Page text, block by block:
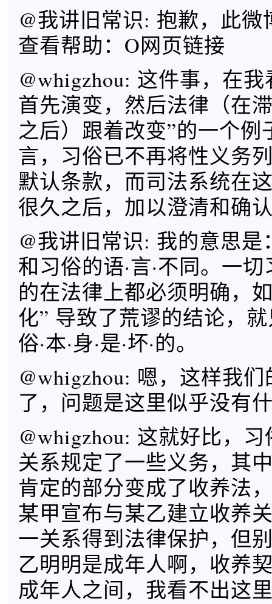
@我讲旧常识: 抱歉，此
查看帮助：O网页链接
@whigzhou: 这件事，在
首先演变，然后法律（在
之后）跟着改变”的一个例
言，习俗已不再将性义务
默认条款，而司法系统在
很久之后，加以澄清和确
@我讲旧常识: 我的意思是
和习俗的语·言·不同。一
的在法律上都必须明确，
化” 导致了荒谬的结论，就
俗·本·身·是·坏·的。
@whigzhou: 嗯，这样我
了，问题是这里似乎没有
@whigzhou: 这就好比，
关系规定了一些义务，其
肯定的部分变成了收养法
某甲宣布与某乙建立收养
一关系得到法律保护，但
乙明明是成年人啊，收养
成年人之间，我看不出这